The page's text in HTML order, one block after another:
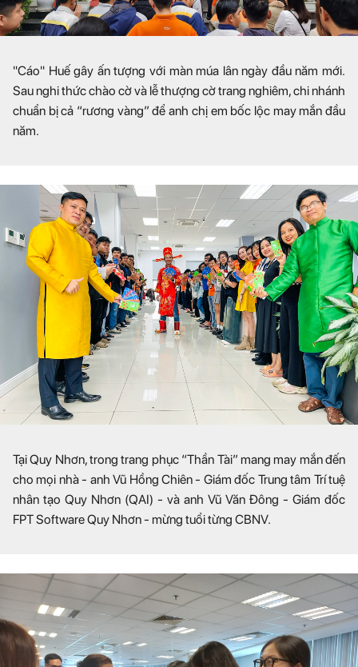
"Cáo" Huế gây ấn tượng với màn múa lân ngày đầu năm mới.
Sau nghi thức chào cờ và lễ thượng cờ trang nghiêm, chi nhánh
chuẩn bị cả “rương vàng” để anh chị em bốc lộc may mắn đầu
năm.
Tại Quy Nhơn, trong trang phục “Thần Tài” mang may mắn đến
cho mọi nhà - anh Vũ Hồng Chiên - Giám đốc Trung tâm Trí tuệ
nhân tạo Quy Nhơn (QAI) - và anh Vũ Văn Đông - Giám đốc
FPT Software Quy Nhơn - mừng tuổi từng CBNV.